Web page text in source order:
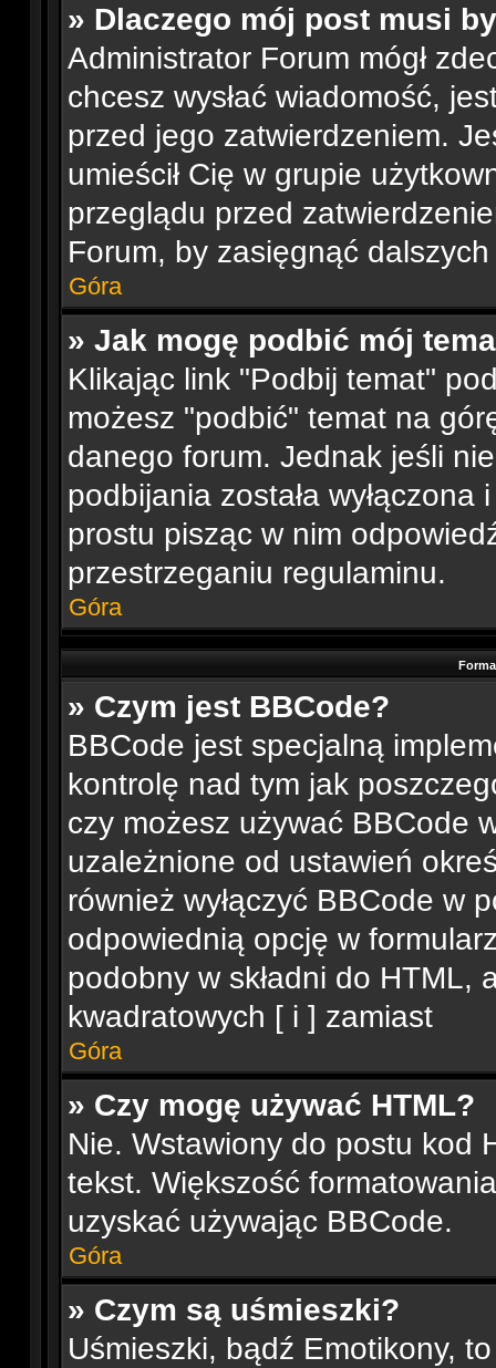
» Dlaczego mój post musi
Administrator Forum mógł
chcesz wysłać wiadomość,
przed jego zatwierdzeniem.
umieścił Cię w grupie
przeglądu przed
Forum, by zasięgnąć
Góra
» Jak mogę podbić mój
Klikając link "Podbij temat"
możesz "podbić" temat na
danego forum. Jednak jeśli
podbijania została
prostu pisząc w nim
przestrzeganiu regulaminu.
Góra
» Czym jest BBCode?
BBCode jest specjalną
kontrolę nad tym jak
czy możesz używać BBCode
uzależnione od ustawień
również wyłączyć BBCode w
odpowiednią opcję w
podobny w składni do HTML,
kwadratowych [ i ] zamiast
Góra
» Czy mogę używać HTML?
Nie. Wstawiony do postu kod
tekst. Większość
uzyskać używając BBCode.
Góra
» Czym są uśmieszki?
Uśmieszki, bądź Emotikony,